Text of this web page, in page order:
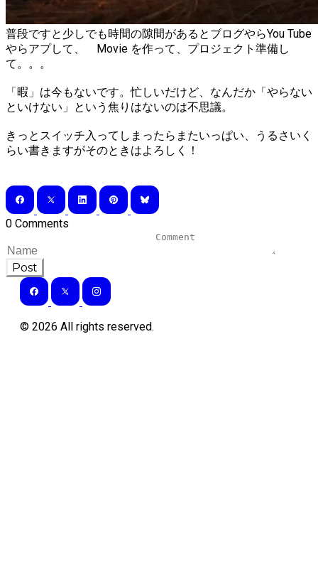
普段ですと少しでも時間の隙間があるとブログやらYou Tube
やらアプして、 Movie を作って、プロジェクト準備し
て。。。
「暇」は今もないです。忙しいだけど、なんだか「やらない
といけない」という焦りはないのは不思議。
きっとスイッチ入ってしまったらまたいっぱい、うるさいく
らい書きますがそのときはよろしく！
0 Comments
Post
© 2026 All rights reserved.